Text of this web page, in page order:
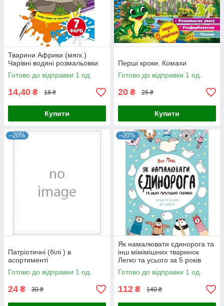
Тварини Африки (мягк.)
Чарівні водяні розмальовки
Готово до відправки 1 од.
14,40 ₴ 18 ₴
Купити
Перші кроки. Комахи
Готово до відправки 1 од.
20 ₴ 25 ₴
Купити
–20%
Патріотичні (білі ) в
асортименті
Готово до відправки 1 од.
24 ₴ 30 ₴
–20%
Як намалювати єдинорога та
інш мімімішних тваринок
Легко та усього за 5 років
Готово до відправки 1 од.
112 ₴ 140 ₴